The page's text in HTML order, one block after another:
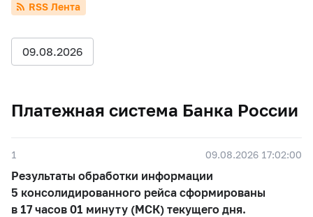
RSS Лента
09.08.2026
Платежная система Банка России
1 09.08.2026 17:02:00
Результаты обработки информации
5 консолидированного рейса сформированы
в 17 часов 01 минуту (МСК) текущего дня.